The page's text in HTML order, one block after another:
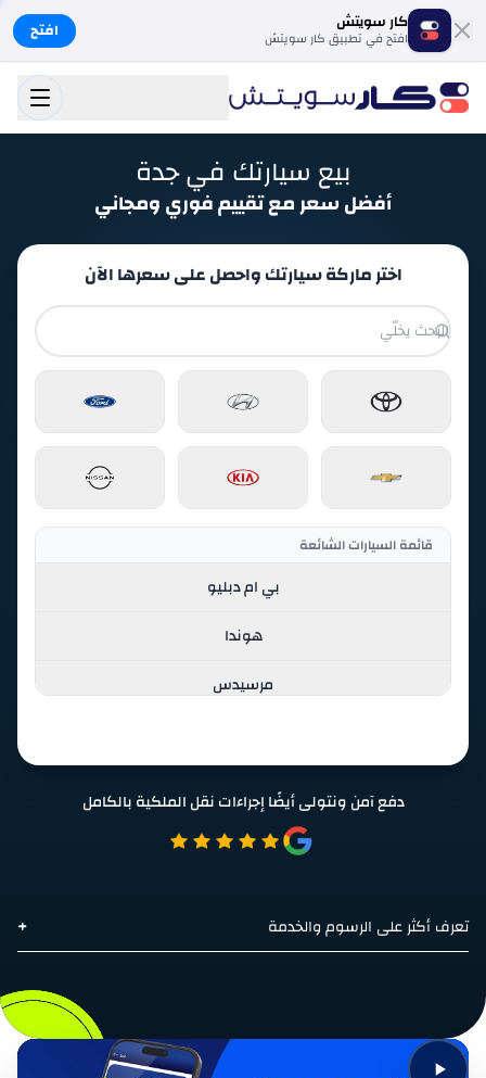
كار سويتش
افتح في تطبيق كار سويتش افتح
بيع سيارتك في جدة
أفضل سعر مع تقييم فوري ومجاني
اختر ماركة سيارتك واحصل على سعرها الآن
قائمة السيارات الشائعة
بي ام دبليو
هوندا
مرسيدس
أشوك ليلاند
دفع آمن ونتولى أيضًا إجراءات نقل الملكية بالكامل
تعرف أكثر على الرسوم والخدمة +